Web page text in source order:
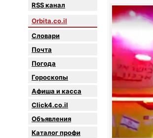
RSS канал
Orbita.co.il
Словари
Почта
Погода
Гороскопы
Афиша и касса
Click4.co.il
Объявления
Каталог профи